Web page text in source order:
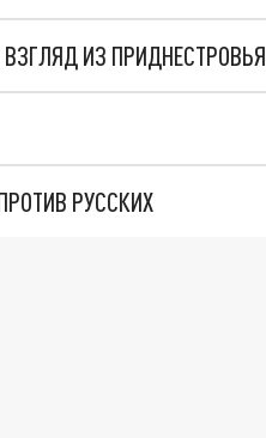
ИЗ ПРИДНЕСТРОВЬЯ
РУССКИХ